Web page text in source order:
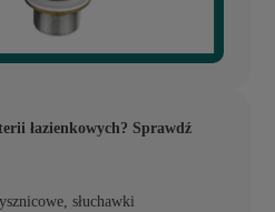
łazienkowych? Sprawdź
słuchawki